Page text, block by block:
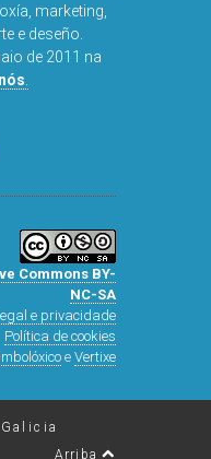
made
que falamos
e deseño.
de 2011 na
.